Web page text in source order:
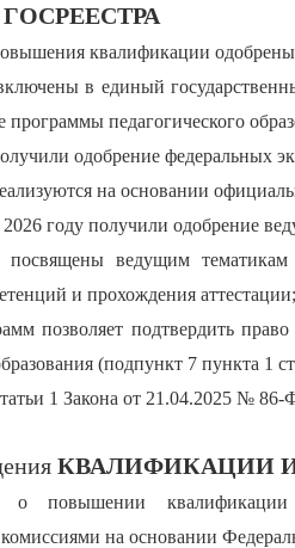
ГОСРЕЕСТРА
квалификации
в единый
программы педагогического
одобрение федеральных
на основании
году получили одобрение
ведущим тематикам
и прохождения аттестации;
позволяет подтвердить
(подпункт 7 пункта 1
1 Закона от 21.04.2025 № 86-
КВАЛИФИКАЦИИ
о повышении
на основании